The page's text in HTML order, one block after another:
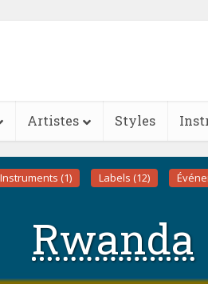
Artistes Styles
Instruments (1) Labels (12)
Rwanda